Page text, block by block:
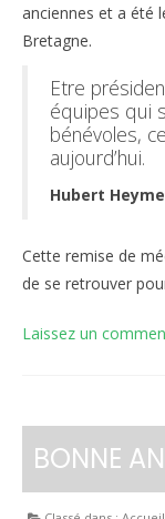
anciennes et a été
Bretagne.
Etre
équipes qui
bénévoles,
aujourd’hui.
Hubert
Cette remise de
de se retrouver
Laissez un
BONNE